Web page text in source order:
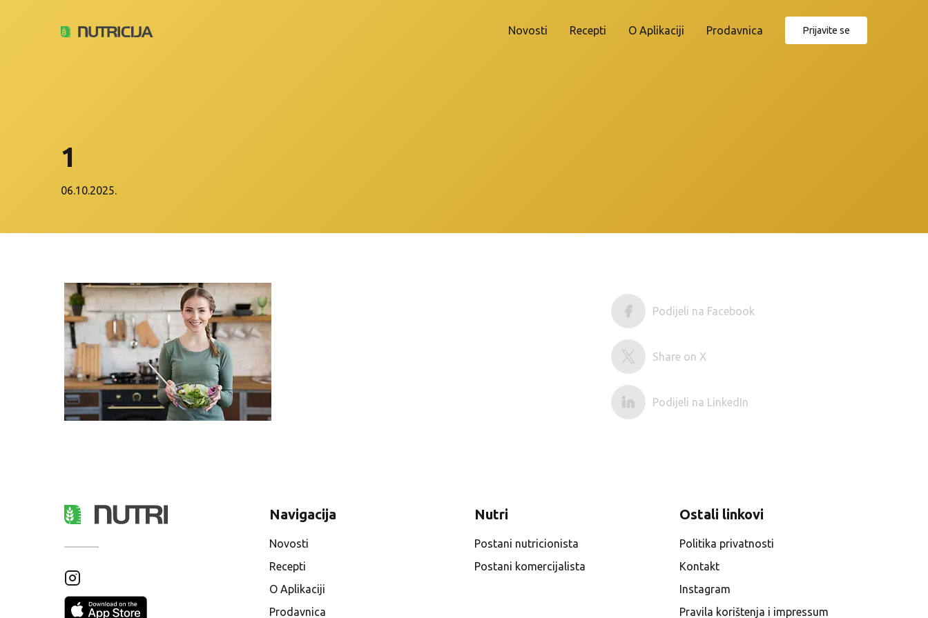
Novosti Recepti O Aplikaciji Prodavnica Prijavite se
1
06.10.2025.
Podijeli na Facebook
Share on X
Podijeli na LinkedIn
Navigacija
Novosti
Recepti
O Aplikaciji
Prodavnica
Nutri
Postani nutricionista
Postani komercijalista
Ostali linkovi
Politika privatnosti
Kontakt
Instagram
Pravila korištenja i impressum